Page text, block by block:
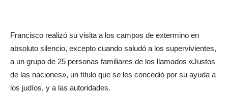
Francisco realizó su visita a los campos de extermino en
absoluto silencio, excepto cuando saludó a los supervivientes,
a un grupo de 25 personas familiares de los llamados «Justos
de las naciones», un título que se les concedió por su ayuda a
los judíos, y a las autoridades.